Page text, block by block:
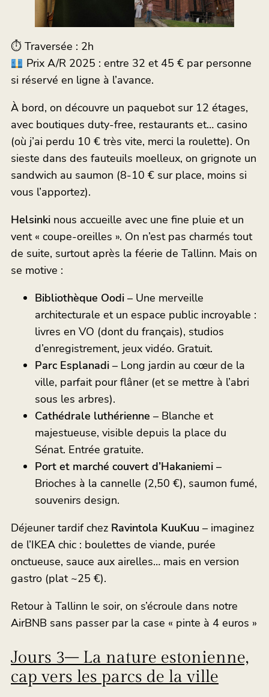
⏱ Traversée : 2h
Prix A/R 2025 : entre 32 et 45 € par personne
si réservé en ligne à l’avance.
À bord, on découvre un paquebot sur 12 étages,
avec boutiques duty-free, restaurants et… casino
(où j’ai perdu 10 € très vite, merci la roulette). On
sieste dans des fauteuils moelleux, on grignote un
sandwich au saumon (8-10 € sur place, moins si
vous l’apportez).
Helsinki nous accueille avec une fine pluie et un
vent « coupe-oreilles ». On n’est pas charmés tout
de suite, surtout après la féerie de Tallinn. Mais on
se motive :
Bibliothèque Oodi – Une merveille
architecturale et un espace public incroyable :
livres en VO (dont du français), studios
d’enregistrement, jeux vidéo. Gratuit.
Parc Esplanadi – Long jardin au cœur de la
ville, parfait pour flâner (et se mettre à l’abri
sous les arbres).
Cathédrale luthérienne – Blanche et
majestueuse, visible depuis la place du
Sénat. Entrée gratuite.
Port et marché couvert d’Hakaniemi –
Brioches à la cannelle (2,50 €), saumon fumé,
souvenirs design.
Déjeuner tardif chez Ravintola KuuKuu – imaginez
de l’IKEA chic : boulettes de viande, purée
onctueuse, sauce aux airelles… mais en version
gastro (plat ~25 €).
Retour à Tallinn le soir, on s’écroule dans notre
AirBNB sans passer par la case « pinte à 4 euros »
Jours 3– La nature estonienne,
cap vers les parcs de la ville